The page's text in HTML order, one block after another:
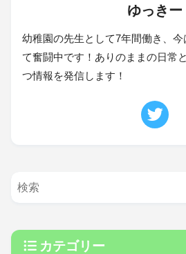
ゆっきー
幼稚園の先生として7年間働き、
て奮闘中です！ありのままの日常
つ情報を発信します！
カテゴリー